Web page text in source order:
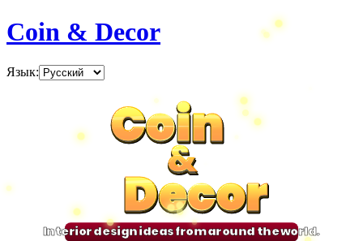
Coin & Decor
Язык:
Coin
&
Decor
Coin
&
Decor
Coin
&
Decor
Coin
&
Decor
Interior design ideas from around the world.